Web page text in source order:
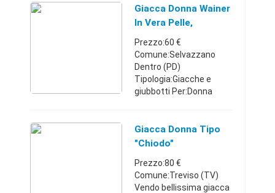
Giacca Donna Wainer
In Vera Pelle,
Imbottita, L
Prezzo:60 €
Comune:Selvazzano
Dentro (PD)
Tipologia:Giacche e
giubbotti Per:Donna
Ottimo stato, indossata
2 volte Contattatemi su
sms ...
Giacca Donna Tipo
"chiodo"
Prezzo:80 €
Comune:Treviso (TV)
Vendo bellissima giacca